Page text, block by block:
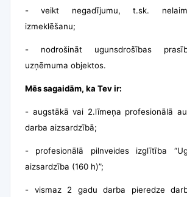
-
veikt negadījumu, t.sk.
izmeklēšanu;
-
nodrošināt ugunsdrošības
uzņēmuma objektos.
Mēs sagaidām, ka Tev ir:
- augstākā vai 2.līmeņa profesionālā
darba aizsardzībā;
-
profesionālā pilnveides izglītība
aizsardzība (160 h)”;
-
vismaz 2 gadu darba pieredze